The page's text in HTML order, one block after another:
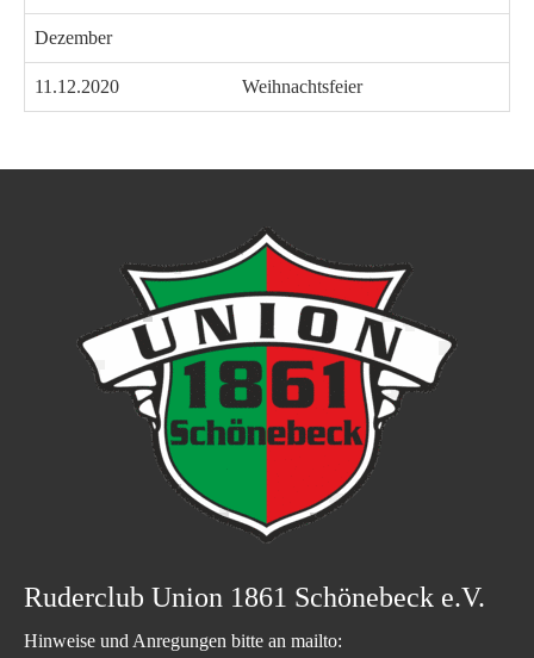
Dezember
11.12.2020 Weihnachtsfeier
Ruderclub Union 1861 Schönebeck e.V.
Hinweise und Anregungen bitte an mailto: